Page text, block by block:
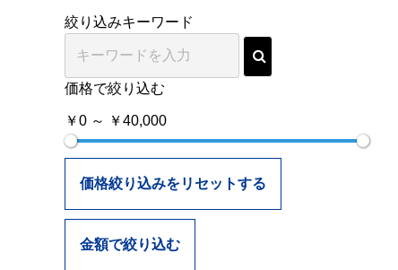
絞り込みキーワード
価格で絞り込む
￥0 ～ ￥40,000
価格絞り込みをリセットする
金額で絞り込む